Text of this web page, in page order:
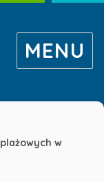
MENU
w